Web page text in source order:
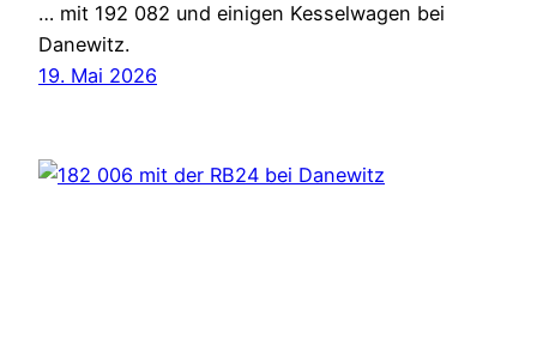
… mit 192 082 und einigen Kesselwagen bei
Danewitz.
19. Mai 2026